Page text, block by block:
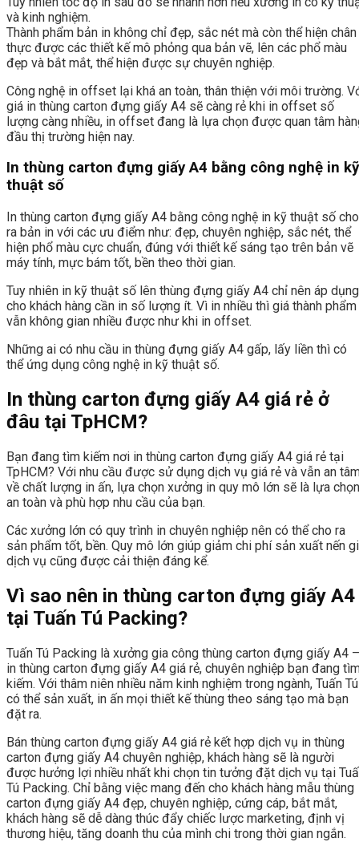
và kinh nghiệm.
Thành phẩm bản in không chỉ đẹp, sắc nét mà còn thể hiện chân
thực được các thiết kế mô phỏng qua bản vẽ, lên các phổ màu
đẹp và bắt mắt, thể hiện được sự chuyên nghiệp.
Công nghệ in offset lại khá an toàn, thân thiện với môi trường.
giá in thùng carton đựng giấy A4 sẽ càng rẻ khi in offset số
lượng càng nhiều, in offset đang là lựa chọn được quan tâm
đầu thị trường hiện nay.
In thùng carton đựng giấy A4 bằng công nghệ in kỹ
thuật số
In thùng carton đựng giấy A4 bằng công nghệ in kỹ thuật số cho
ra bản in với các ưu điểm như: đẹp, chuyên nghiệp, sắc nét, thể
hiện phổ màu cực chuẩn, đúng với thiết kế sáng tạo trên bản vẽ
máy tính, mực bám tốt, bền theo thời gian.
Tuy nhiên in kỹ thuật số lên thùng đựng giấy A4 chỉ nên áp dụng
cho khách hàng cần in số lượng ít. Vì in nhiều thì giá thành phẩm
vẫn không gian nhiều được như khi in offset.
Những ai có nhu cầu in thùng đựng giấy A4 gấp, lấy liền thì có
thể ứng dụng công nghệ in kỹ thuật số.
In thùng carton đựng giấy A4 giá rẻ ở
đâu tại TpHCM?
Bạn đang tìm kiếm nơi in thùng carton đựng giấy A4 giá rẻ tại
TpHCM? Với nhu cầu được sử dụng dịch vụ giá rẻ và vẫn an
về chất lượng in ấn, lựa chọn xưởng in quy mô lớn sẽ là lựa chọn
an toàn và phù hợp nhu cầu của bạn.
Các xưởng lớn có quy trình in chuyên nghiệp nên có thể cho ra
sản phẩm tốt, bền. Quy mô lớn giúp giảm chi phí sản xuất nến
dịch vụ cũng được cải thiện đáng kể.
Vì sao nên in thùng carton đựng giấy A4
tại Tuấn Tú Packing?
Tuấn Tú Packing là xưởng gia công thùng carton đựng giấy A4 –
in thùng carton đựng giấy A4 giá rẻ, chuyên nghiệp bạn đang
kiếm. Với thâm niên nhiều năm kinh nghiệm trong ngành, Tuấn Tú
có thể sản xuất, in ấn mọi thiết kế thùng theo sáng tạo mà bạn
đặt ra.
Bán thùng carton đựng giấy A4 giá rẻ kết hợp dịch vụ in thùng
carton đựng giấy A4 chuyên nghiệp, khách hàng sẽ là người
được hưởng lợi nhiều nhất khi chọn tin tưởng đặt dịch vụ tại
Tú Packing. Chỉ bằng việc mang đến cho khách hàng mẫu thùng
carton đựng giấy A4 đẹp, chuyên nghiệp, cứng cáp, bắt mắt,
khách hàng sẽ dễ dàng thúc đẩy chiếc lược marketing, định vị
thương hiệu, tăng doanh thu của mình chi trong thời gian ngắn.